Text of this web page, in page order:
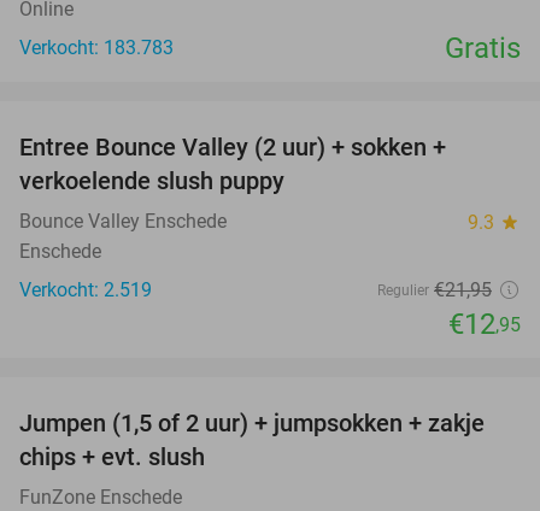
Online
Verkocht: 183.783
Gratis
Entree Bounce Valley (2 uur) + sokken +
verkoelende slush puppy
Bounce Valley Enschede 9.3 star
Enschede
Verkocht: 2.519
Regulier €21,95
€12,95
48%
Jumpen (1,5 of 2 uur) + jumpsokken + zakje
chips + evt. slush
FunZone Enschede